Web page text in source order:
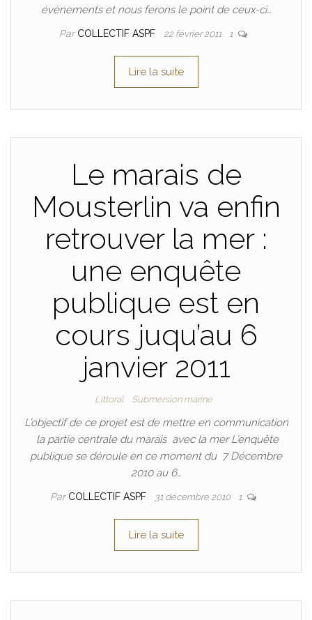
évènements et nous ferons le point de ceux-ci…
Par COLLECTIF ASPF 22 février 2011 1
Lire la suite
Le marais de
Mousterlin va enfin
retrouver la mer :
une enquête
publique est en
cours juqu’au 6
janvier 2011
Littoral Submersion marine
L’objectif de ce projet est de mettre en communication
la partie centrale du marais avec la mer L’enquête
publique se déroule en ce moment du 7 Décembre
2010 au 6…
Par COLLECTIF ASPF 31 décembre 2010 1
Lire la suite